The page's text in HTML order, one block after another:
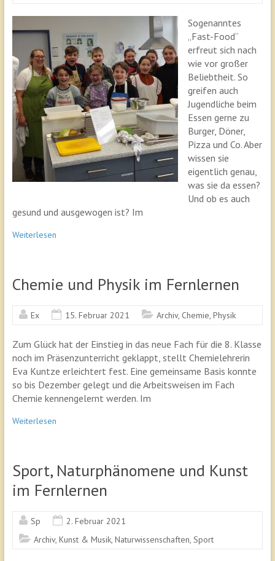
Sogenanntes
„Fast-Food“
erfreut sich nach
wie vor großer
Beliebtheit. So
greifen auch
Jugendliche beim
Essen gerne zu
Burger, Döner,
Pizza und Co. Aber
wissen sie
eigentlich genau,
was sie da essen?
Und ob es auch
gesund und ausgewogen ist? Im
Weiterlesen
Chemie und Physik im Fernlernen
Ex 15. Februar 2021 Archiv, Chemie, Physik
Zum Glück hat der Einstieg in das neue Fach für die 8. Klasse
noch im Präsenzunterricht geklappt, stellt Chemielehrerin
Eva Kuntze erleichtert fest. Eine gemeinsame Basis konnte
so bis Dezember gelegt und die Arbeitsweisen im Fach
Chemie kennengelernt werden. Im
Weiterlesen
Sport, Naturphänomene und Kunst
im Fernlernen
Sp
2. Februar 2021
Archiv, Kunst & Musik, Naturwissenschaften, Sport